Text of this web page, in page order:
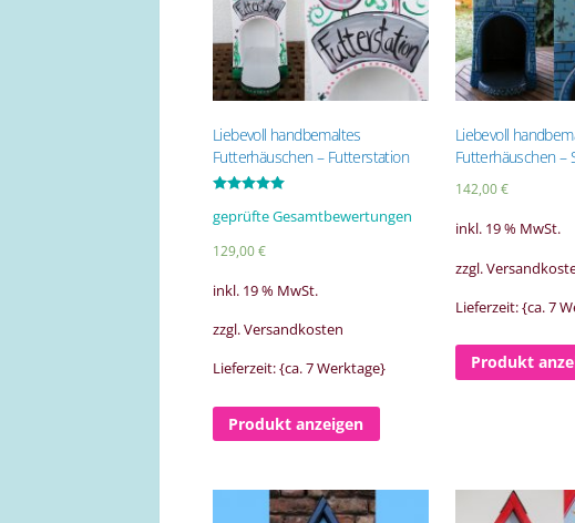
Liebevoll handbemaltes
Futterhäuschen – Futterstation
5.00
von 5
geprüfte Gesamtbewertungen
129,00€
inkl. 19 % MwSt.
zzgl. Versandkosten
Lieferzeit: {ca. 7 Werktage}
Produkt anzeigen
Liebevoll
Futterhäuschen –
142,00€
inkl. 19 % MwSt.
zzgl.
Lieferzeit: {ca. 7
Produkt